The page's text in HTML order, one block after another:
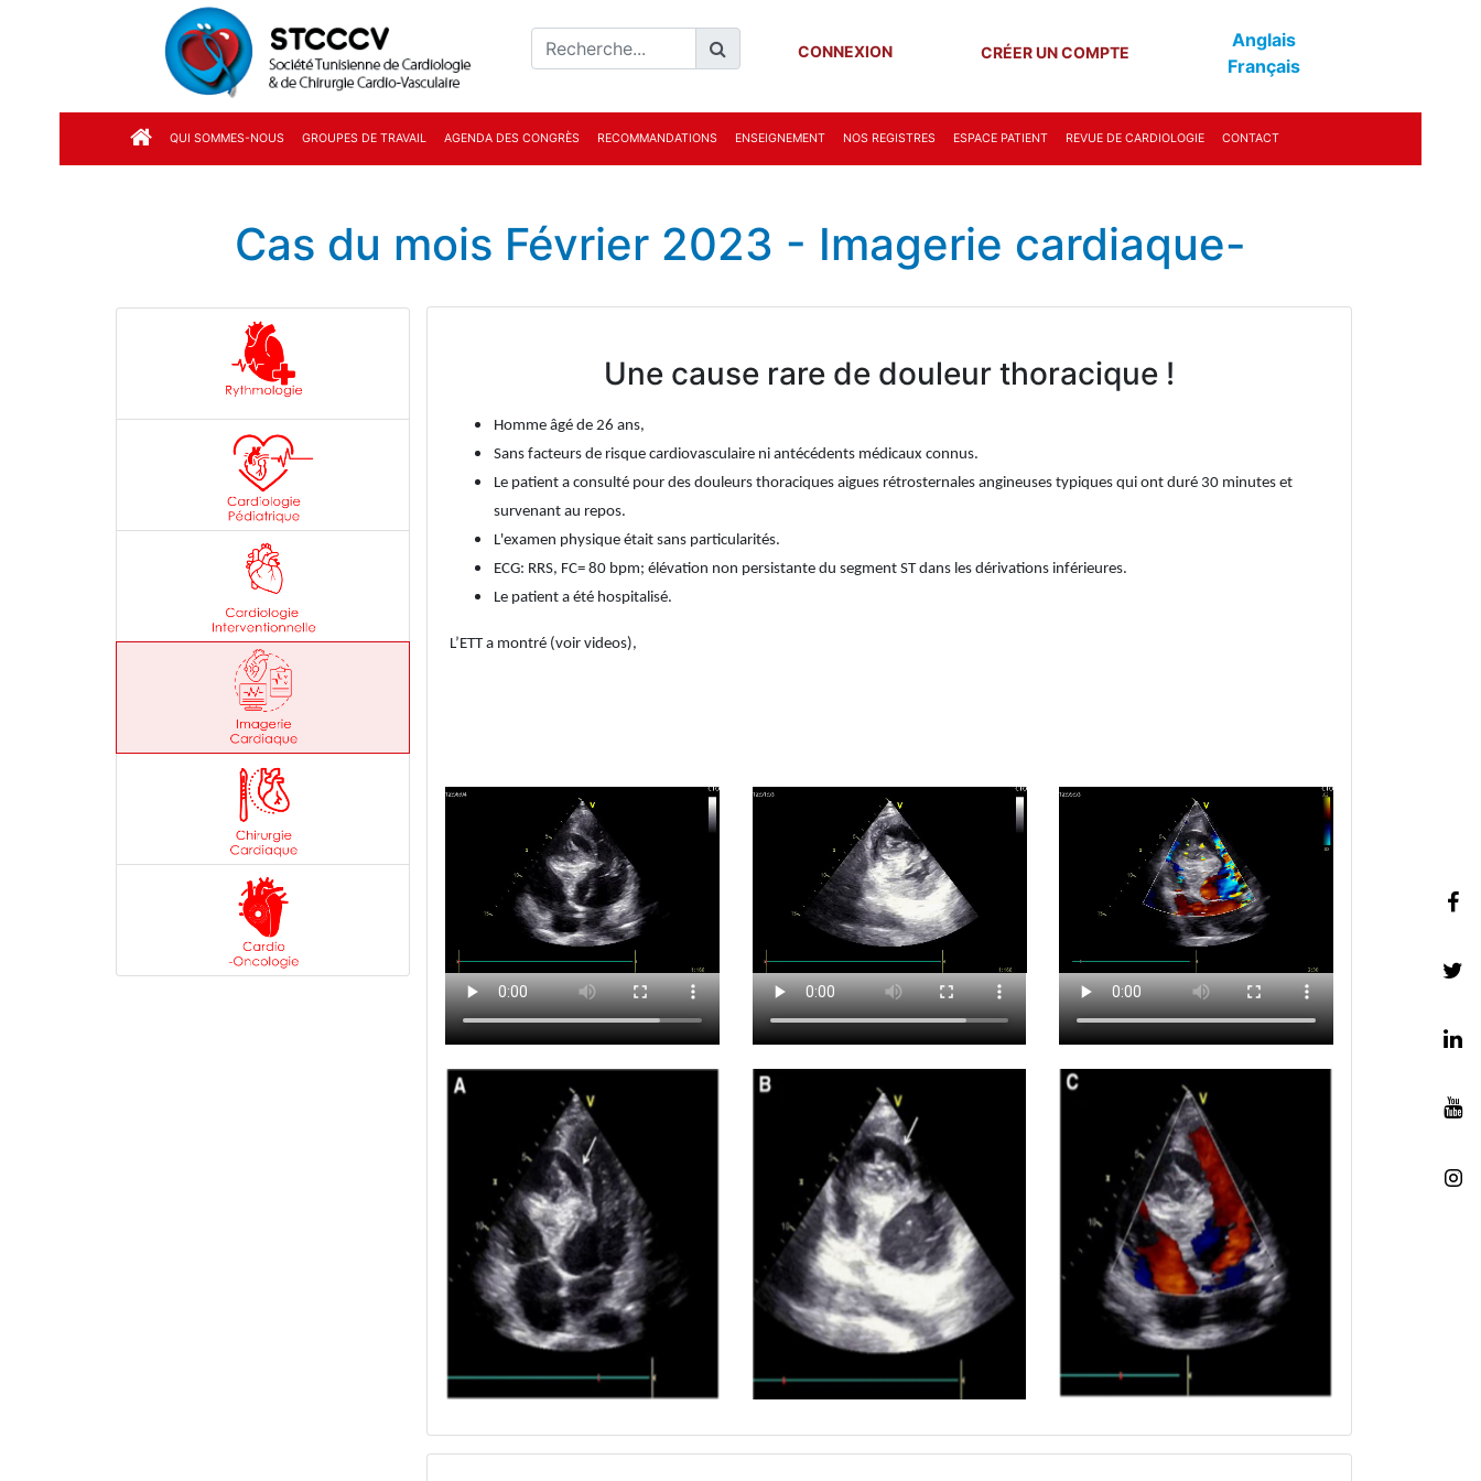
CONNEXION CRÉER UN COMPTE
Anglais
Français
QUI SOMMES-NOUS GROUPES DE TRAVAIL AGENDA DES CONGRÈS RECOMMANDATIONS ENSEIGNEMENT NOS REGISTRES ESPACE PATIENT REVUE DE CARDIOLOGIE CONTACT
Cas du mois Février 2023 - Imagerie cardiaque-
Une cause rare de douleur thoracique !
Homme âgé de 26 ans,
Sans facteurs de risque cardiovasculaire ni antécédents médicaux connus.
Le patient a consulté pour des douleurs thoraciques aigues rétrosternales angineuses typiques qui ont duré 30 minutes et
survenant au repos.
L'examen physique était sans particularités.
ECG: RRS, FC= 80 bpm; élévation non persistante du segment ST dans les dérivations inférieures.
Le patient a été hospitalisé.
L’ETT a montré (voir videos),